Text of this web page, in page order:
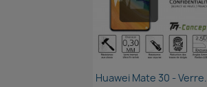
Aperçu rapide
Huawei Mate 30 - Verre...